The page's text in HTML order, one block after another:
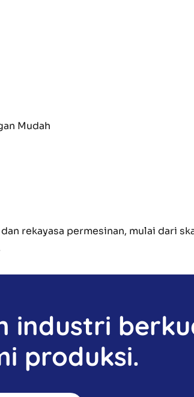
Mudah
rekayasa permesinan, mulai dari
industri
produksi.